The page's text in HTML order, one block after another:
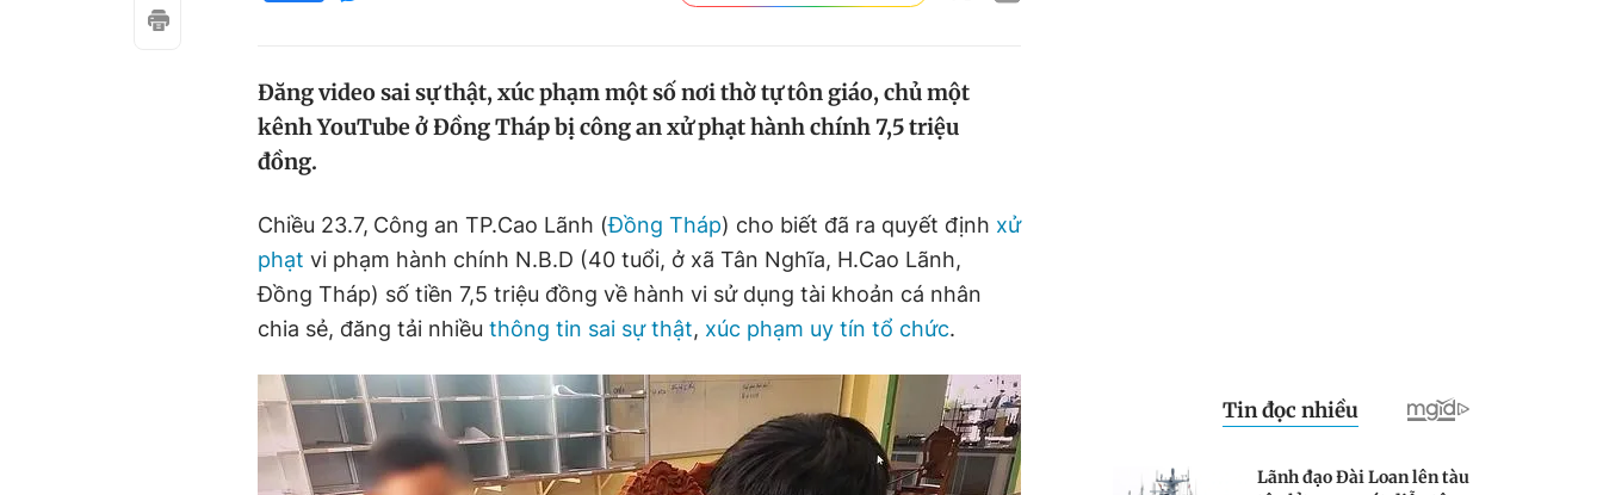
Đăng video sai sự thật, xúc phạm một số nơi thờ tự tôn giáo, chủ một
kênh YouTube ở Đồng Tháp bị công an xử phạt hành chính 7,5 triệu
đồng.
Chiều 23.7, Công an TP.Cao Lãnh (Đồng Tháp) cho biết đã ra quyết định xử
phạt vi phạm hành chính N.B.D (40 tuổi, ở xã Tân Nghĩa, H.Cao Lãnh,
Đồng Tháp) số tiền 7,5 triệu đồng về hành vi sử dụng tài khoản cá nhân
chia sẻ, đăng tải nhiều thông tin sai sự thật, xúc phạm uy tín tổ chức.